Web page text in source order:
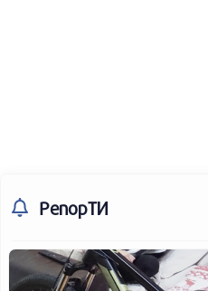
РепорТИ